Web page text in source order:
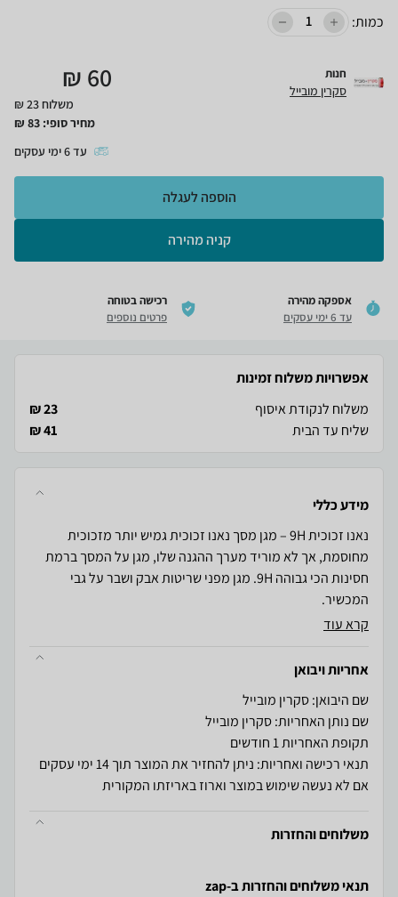
כמות:
חנות
סקרין מובייל 60
₪
משלוח 23 ₪
מחיר סופי: 83
₪
עד6ימי עסקים
קניה מהירה
הוספה לעגלה
אספקה מהירה
עד 6 ימי עסקים
רכישה בטוחה
פרטים נוספים
אפשרויות משלוח זמינות
משלוח לנקודת איסוף
23 ₪
שליח עד הבית
41 ₪
מידע כללי
נאנו זכוכית 9H – מגן מסך נאנו זכוכית גמיש יותר מזכוכית
מחוסמת, אך לא מוריד מערך ההגנה שלו, מגן על המסך ברמת
חסינות הכי גבוהה 9H. מגן מפני שריטות אבק ושבר על גבי
המכשיר.
קרא עוד
אחריות ויבואן
שם היבואן: סקרין מובייל
שם נותן האחריות: סקרין מובייל
תקופת האחריות 1 חודשים
תנאי רכישה ואחריות: ניתן להחזיר את המוצר תוך 14 ימי עסקים
אם לא נעשה שימוש במוצר וארוז באריזתו המקורית
משלוחים והחזרות
תנאי משלוחים והחזרות ב-zap